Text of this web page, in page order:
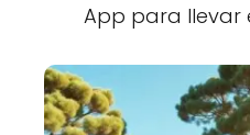
App para llevar